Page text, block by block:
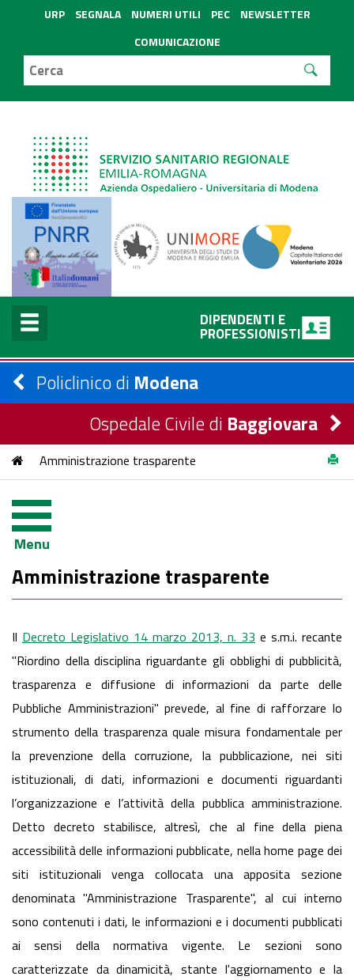
URP SEGNALA NUMERI UTILI PEC
NEWSLETTER
COMUNICAZIONE
DIPENDENTI E
PROFESSIONISTI
Policlinico di Modena
Ospedale Civile di Baggiovara
Amministrazione trasparente
Menu
Amministrazione trasparente
Il Decreto Legislativo 14 marzo 2013, n. 33 e s.m.i. recante
"Riordino della disciplina riguardante gli obblighi di pubblicità,
trasparenza e diffusione di informazioni da parte delle
Pubbliche Amministrazioni" prevede, al fine di rafforzare lo
strumento della trasparenza quale misura fondamentale per
la prevenzione della corruzione, la pubblicazione, nei siti
istituzionali, di dati, informazioni e documenti riguardanti
l’organizzazione e l’attività della pubblica amministrazione.
Detto decreto stabilisce, altresì, che al fine della piena
accessibilità delle informazioni pubblicate, nellahome page dei
siti istituzionali venga collocata una apposita sezione
denominata "Amministrazione Trasparente", al cui interno
sono contenuti i dati, le informazioni e i documenti pubblicati
ai sensi della normativa vigente. Le sezioni sono
caratterizzate da dinamicità, stante l'aggiornamento e la